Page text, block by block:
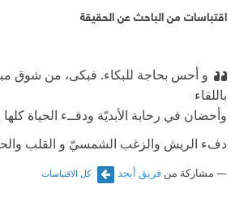
اقتباسات من الباحث عن الحقيقة
و أحس بحاجة للبكاء. فبكى، من شوق
باللقاء
وأحضان في رحابة الأبديّة ودفــء الحياة
دفء الريش والزغب الشمسيّ و القلب
مشاركة من فريق أبجد كل الاقتباسات